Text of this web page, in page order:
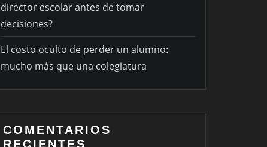
director escolar antes de tomar
decisiones?
El costo oculto de perder un alumno:
mucho más que una colegiatura
COMENTARIOS
RECIENTES